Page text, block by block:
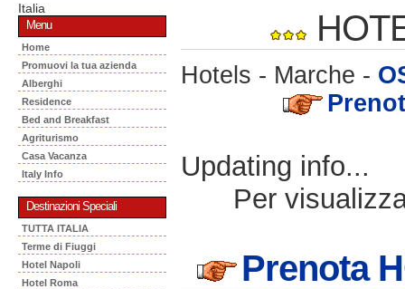
Italia
Menu
Home
Promuovi la tua azienda
Alberghi
Residence
Bed and Breakfast
Agriturismo
Casa Vacanza
Italy Info
Destinazioni Speciali
TUTTA ITALIA
Terme di Fiuggi
Hotel Napoli
Hotel Roma
Hotels - Marche -
Updating info...
Per
Prenota